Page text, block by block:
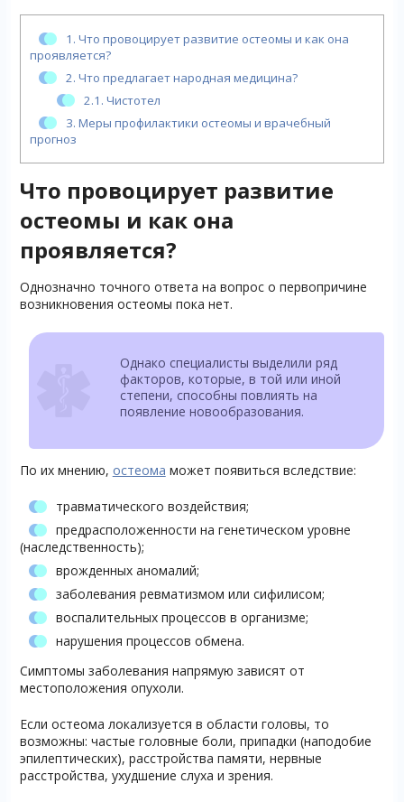
1. Что провоцирует развитие остеомы и как она
проявляется?
2. Что предлагает народная медицина?
2.1. Чистотел
3. Меры профилактики остеомы и врачебный
прогноз
Что провоцирует развитие
остеомы и как она
проявляется?
Однозначно точного ответа на вопрос о первопричине
возникновения остеомы пока нет.
Однако специалисты выделили ряд
факторов, которые, в той или иной
степени, способны повлиять на
появление новообразования.
По их мнению, остеома может появиться вследствие:
травматического воздействия;
предрасположенности на генетическом уровне
(наследственность);
врожденных аномалий;
заболевания ревматизмом или сифилисом;
воспалительных процессов в организме;
нарушения процессов обмена.
Симптомы заболевания напрямую зависят от
местоположения опухоли.
Если остеома локализуется в области головы, то
возможны: частые головные боли, припадки (наподобие
эпилептических), расстройства памяти, нервные
расстройства, ухудшение слуха и зрения.